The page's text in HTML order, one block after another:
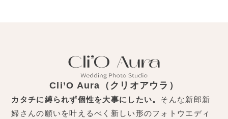
Cli’O Aura（クリオアウラ）
カタチに縛られず個性を大事にしたい。 そんな新郎新
婦さんの願いを叶えるべく新しい形のフォトウエディ